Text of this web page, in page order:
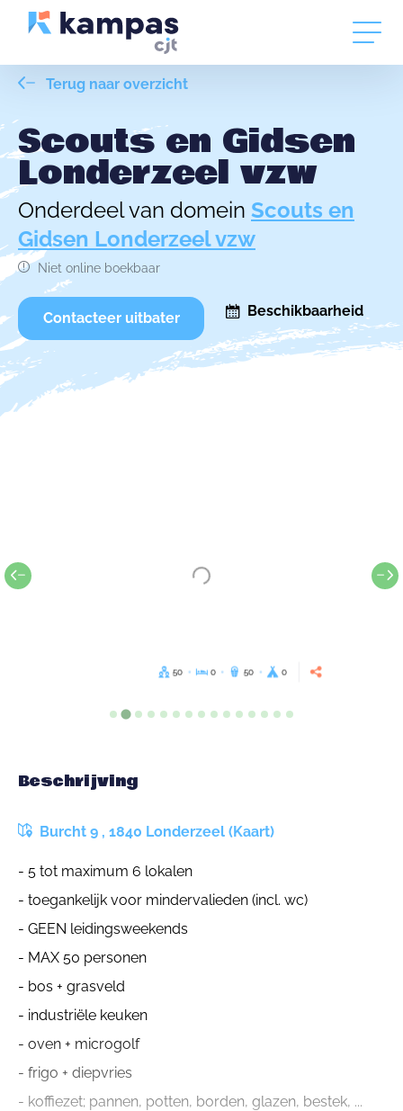
Terug naar overzicht
Scouts en Gidsen
Londerzeel vzw
Onderdeel van domein Scouts en
Gidsen Londerzeel vzw
Niet online boekbaar
Contacteer uitbater Beschikbaarheid
50 0 50 0
Beschrijving
Burcht 9 , 1840 Londerzeel (Kaart)
- 5 tot maximum 6 lokalen
- toegankelijk voor mindervalieden (incl. wc)
- GEEN leidingsweekends
- MAX 50 personen
- bos + grasveld
- industriële keuken
- oven + microgolf
- frigo + diepvries
- koffiezet; pannen, potten, borden, glazen, bestek, ...